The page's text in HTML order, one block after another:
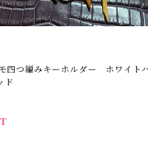
四つ編みキーホルダー ホワイト
ド